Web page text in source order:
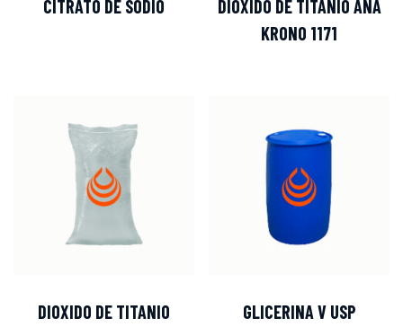
CITRATO DE SODIO
DIOXIDO DE TITANIO ANA
KRONO 1171
DIOXIDO DE TITANIO
GLICERINA V USP